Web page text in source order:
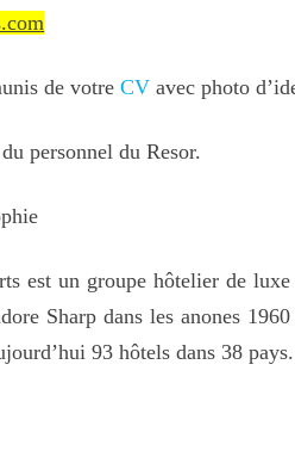
de votreCV avec photo
personnel du Resor.
est un groupe hôtelier de
Sharp dans les anones
93 hôtels dans 38 pays.